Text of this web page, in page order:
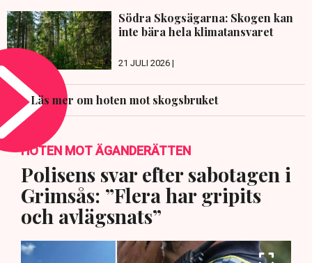
Södra Skogsägarna: Skogen kan
inte bära hela klimatansvaret
21 JULI 2026 |
Läs mer om hoten mot skogsbruket
HOTEN MOT ÄGANDERÄTTEN
Polisens svar efter sabotagen i
Grimsås: ”Flera har gripits
och avlägsnats”